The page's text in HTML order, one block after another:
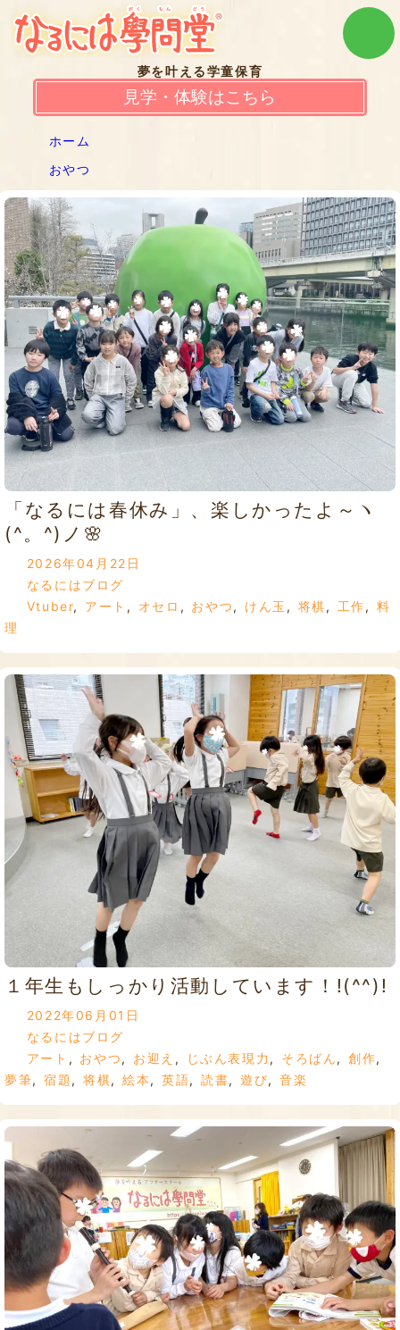
夢を叶える学童保育
見学・体験はこちら
ホーム
おやつ
「なるには春休み」、楽しかったよ～ヽ
(^。^)ノ🌸
2026年04月22日
なるにはブログ
Vtuber, アート , オセロ , おやつ, けん玉 , 将棋, 工作, 料
理
１年生もしっかり活動しています！!(^^)!
2022年06月01日
なるにはブログ
アート , おやつ, お迎え , じぶん表現力 , そろばん,創作,
夢筆,宿題,将棋,絵本,英語,読書,遊び,音楽